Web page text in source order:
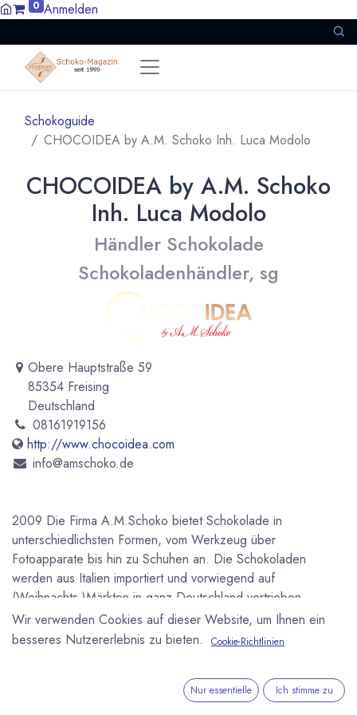
0 Anmelden
Schokoguide
CHOCOIDEA by A.M. Schoko Inh. Luca Modolo
CHOCOIDEA by A.M. Schoko
Inh. Luca Modolo
Händler Schokolade
Schokoladenhändler, sg
Obere Hauptstraße 59
85354 Freising
Deutschland
08161919156
http://www.chocoidea.com
info@amschoko.de
2009 Die Firma A.M.Schoko bietet Schokolade in
unterschiedlichsten Formen, vom Werkzeug über
Fotoapparate bis hin zu Schuhen an. Die Schokoladen
werden aus Italien importiert und vorwiegend auf
(Weihnachts-)Märkten in ganz Deutschland vertrieben.
Newsletter
Abonnieren
Wir verwenden Cookies auf dieser Website, um Ihnen ein
besseres Nutzererlebnis zu bieten.
Cookie-Richtlinien
Nur essentielle Ich stimme zu